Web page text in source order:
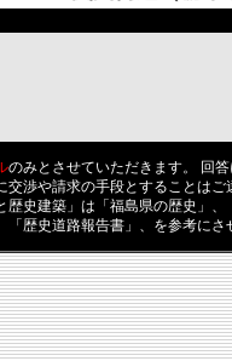
のみとさせていただきます。 回
交渉や請求の手段とすることは
史建築」は「福島県の歴史」
歴史道路報告書」、を参考に